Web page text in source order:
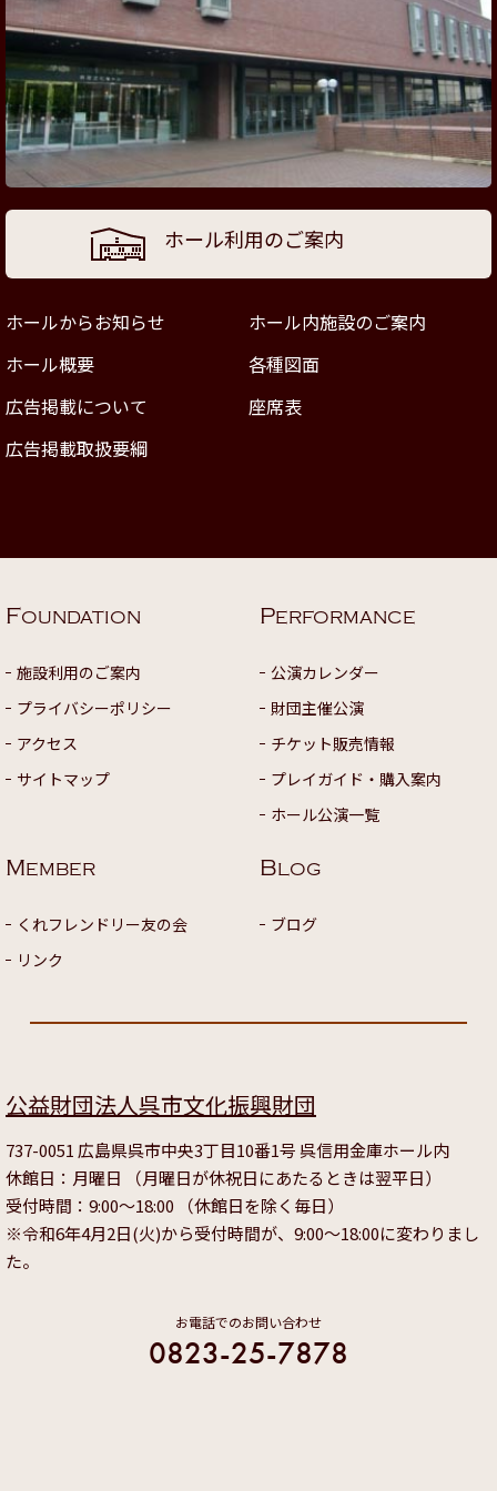
ホール利用のご案内
ホールからお知らせ
ホール内施設のご案内
ホール概要
各種図面
広告掲載について
座席表
広告掲載取扱要綱
FOUNDATION
施設利用のご案内
プライバシーポリシー
アクセス
サイトマップ
PERFORMANCE
公演カレンダー
財団主催公演
チケット販売情報
プレイガイド・購入案内
ホール公演一覧
MEMBER
くれフレンドリー友の会
リンク
BLOG
ブログ
公益財団法人呉市文化振興財団
737-0051 広島県呉市中央3丁目10番1号 呉信用金庫ホール内
休館日：月曜日 （月曜日が休祝日にあたるときは翌平日）
受付時間：9:00～18:00 （休館日を除く毎日）
※令和6年4月2日(火)から受付時間が、9:00～18:00に変わりまし
た。
お電話でのお問い合わせ
0823-25-7878